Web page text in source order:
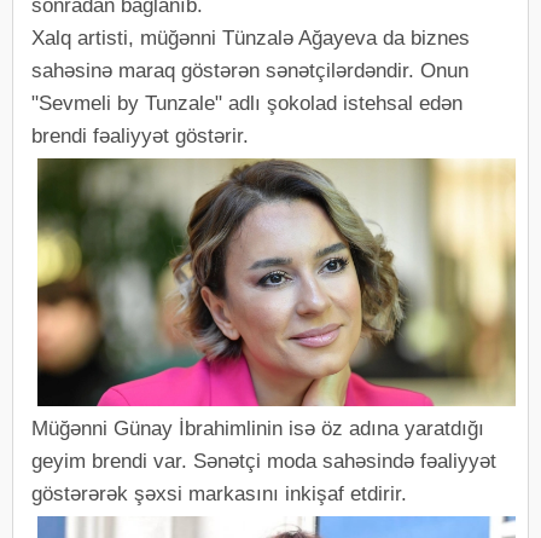
sonradan bağlanıb.
Xalq artisti, müğənni Tünzalə Ağayeva da biznes
sahəsinə maraq göstərən sənətçilərdəndir. Onun
"Sevmeli by Tunzale" adlı şokolad istehsal edən
brendi fəaliyyət göstərir.
Müğənni Günay İbrahimlinin isə öz adına yaratdığı
geyim brendi var. Sənətçi moda sahəsində fəaliyyət
göstərərək şəxsi markasını inkişaf etdirir.